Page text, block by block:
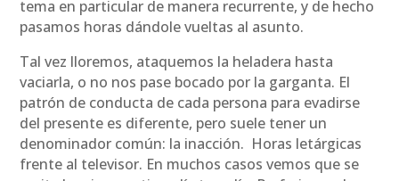
tema en particular de manera recurrente, y de hecho
pasamos horas dándole vueltas al asunto.
Tal vez lloremos, ataquemos la heladera hasta
vaciarla, o no nos pase bocado por la garganta. El
patrón de conducta de cada persona para evadirse
del presente es diferente, pero suele tener un
denominador común: la inacción. Horas letárgicas
frente al televisor. En muchos casos vemos que se